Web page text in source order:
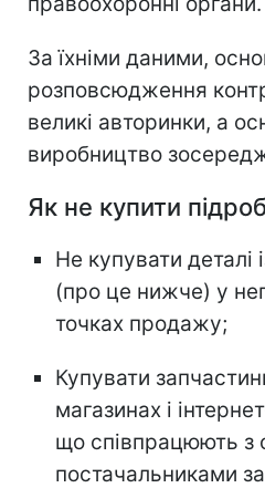
За їхніми даними,
розповсюдження
великі авторинки, а
виробництво
Як не купити
Не купувати деталі
(про це нижче) у
точках продажу;
Купувати
магазинах і
що співпрацюють з
постачальниками